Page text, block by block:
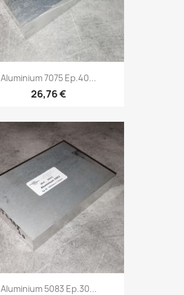
Aluminium 7075 Ep.40...
26,76 €
Aluminium 5083 Ep.30...